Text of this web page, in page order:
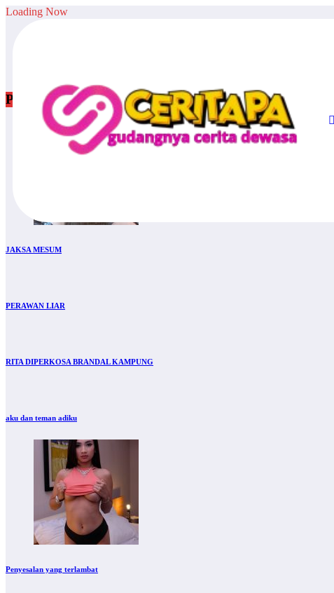
Skip
Loading Now
POPULER
JAKSA MESUM
PERAWAN LIAR
RITA DIPERKOSA BRANDAL KAMPUNG
aku dan teman adiku
Penyesalan yang terlambat